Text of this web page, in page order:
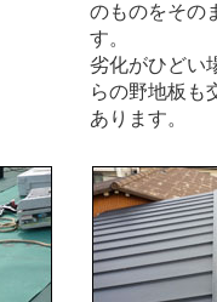
のものをその
す。
劣化がひどい
らの野地板も
あります。